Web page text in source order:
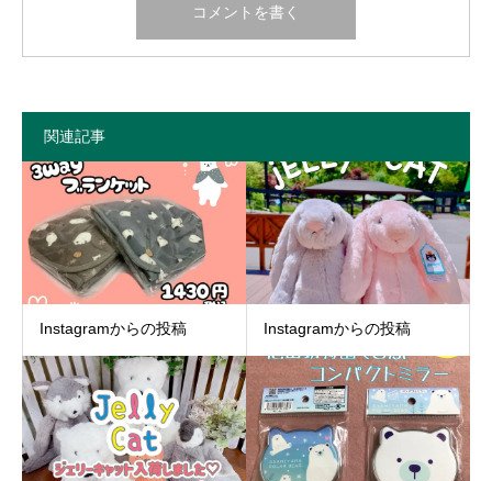
関連記事
Instagramからの投稿 Instagramからの投稿